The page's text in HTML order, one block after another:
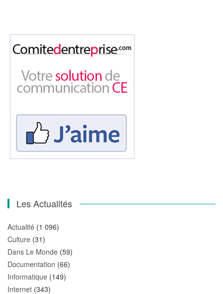
Les Actualités
Actualité (1 096)
Culture (31)
Dans Le Monde (59)
Documentation (66)
Informatique (149)
Internet (343)